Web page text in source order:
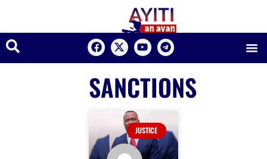
SANCTIONS
JUSTICE